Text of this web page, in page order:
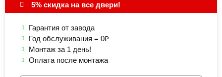
5% скидка на все двери!
Гарантия от завода
Год обслуживания = 0₽
Монтаж за 1 день!
Оплата после монтажа